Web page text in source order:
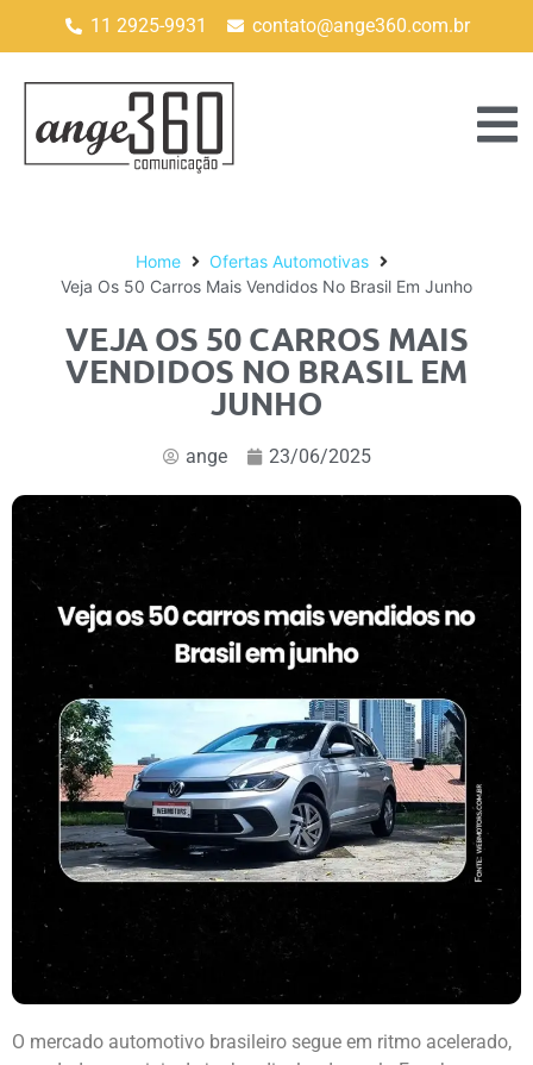
11 2925-9931 contato@ange360.com.br
Home
Ofertas Automotivas
Veja Os 50 Carros Mais Vendidos No Brasil Em Junho
VEJA OS 50 CARROS MAIS
VENDIDOS NO BRASIL EM
JUNHO
ange 23/06/2025
O mercado automotivo brasileiro segue em ritmo acelerado,